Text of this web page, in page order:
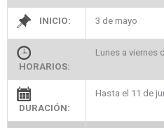
INICIO: 3 de mayo
HORARIOS:
Lunes a viernes
DURACIÓN:
Hasta el 11 de